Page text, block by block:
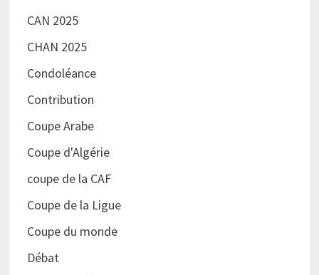
CAN 2025
CHAN 2025
Condoléance
Contribution
Coupe Arabe
Coupe d'Algérie
coupe de la CAF
Coupe de la Ligue
Coupe du monde
Débat